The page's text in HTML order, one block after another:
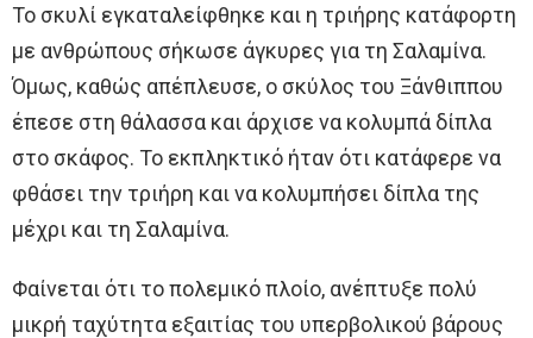
Το σκυλί εγκαταλείφθηκε και η τριήρης κατάφορτη
με ανθρώπους σήκωσε άγκυρες για τη Σαλαμίνα.
Όμως, καθώς απέπλευσε, ο σκύλος του Ξάνθιππου
έπεσε στη θάλασσα και άρχισε να κολυμπά δίπλα
στο σκάφος. Το εκπληκτικό ήταν ότι κατάφερε να
φθάσει την τριήρη και να κολυμπήσει δίπλα της
μέχρι και τη Σαλαμίνα.
Φαίνεται ότι το πολεμικό πλοίο, ανέπτυξε πολύ
μικρή ταχύτητα εξαιτίας του υπερβολικού βάρους